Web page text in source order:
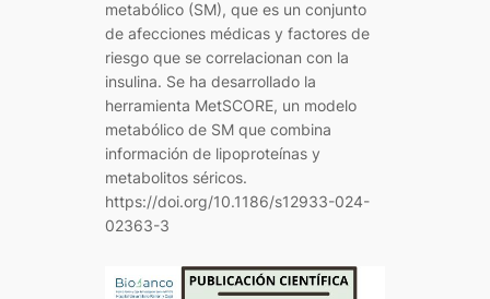
metabólico (SM), que es un conjunto
de afecciones médicas y factores de
riesgo que se correlacionan con la
insulina. Se ha desarrollado la
herramienta MetSCORE, un modelo
metabólico de SM que combina
información de lipoproteínas y
metabolitos séricos.
https://doi.org/10.1186/s12933-024-
02363-3